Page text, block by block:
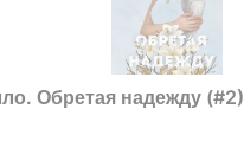
Обретая надежду (#2)